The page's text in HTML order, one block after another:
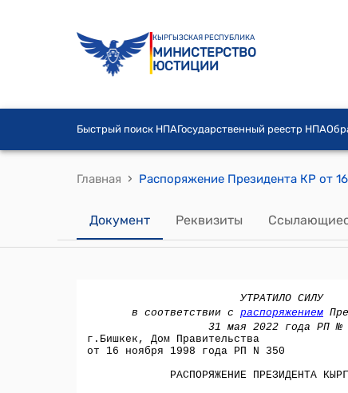
КЫРГЫЗСКАЯ РЕСПУБЛИКА
МИНИСТЕРСТВО
ЮСТИЦИИ
Быстрый поиск НПАГосударственный реестр НПА
Главная › Распоряжение Президента КР от
Документ Реквизиты